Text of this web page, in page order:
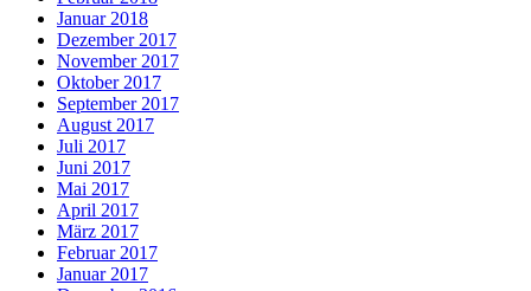
Januar 2018
Dezember 2017
November 2017
Oktober 2017
September 2017
August 2017
Juli 2017
Juni 2017
Mai 2017
April 2017
März 2017
Februar 2017
Januar 2017